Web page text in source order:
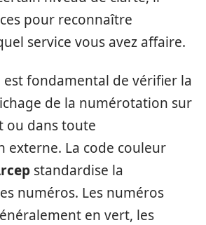
pour reconnaître
service vous avez affaire.
est fondamental de vérifier la
de la numérotation sur
ou dans toute
externe. La code couleur
standardise la
numéros. Les numéros
en vert, les